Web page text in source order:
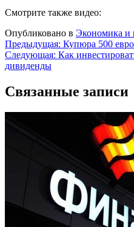
Смотрите также видео:
Опубликовано в Экономика и
Навигация
по
Предыдущая: Купюра 500
Следующая: Как
дивиденды
Связанные записи